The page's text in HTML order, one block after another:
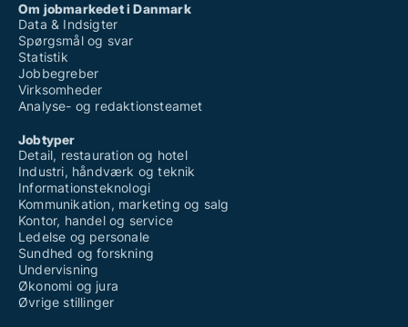
Om jobmarkedet i Danmark
Data & Indsigter
Spørgsmål og svar
Statistik
Jobbegreber
Virksomheder
Analyse- og redaktionsteamet
Jobtyper
Detail, restauration og hotel
Industri, håndværk og teknik
Informationsteknologi
Kommunikation, marketing og salg
Kontor, handel og service
Ledelse og personale
Sundhed og forskning
Undervisning
Økonomi og jura
Øvrige stillinger